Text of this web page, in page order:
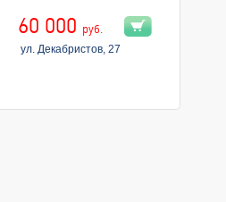
60 000 руб.
ул. Декабристов, 27